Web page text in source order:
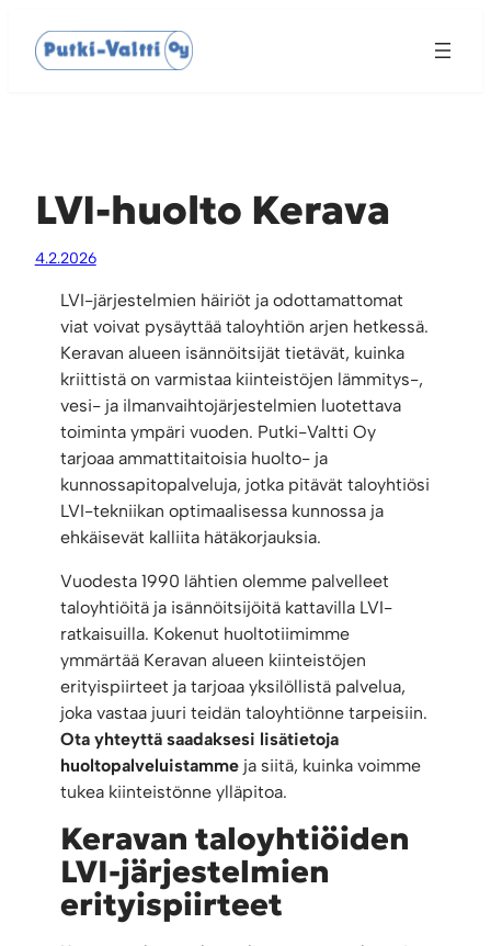
sisältöön
LVI-huolto Kerava
4.2.2026
LVI-järjestelmien häiriöt ja odottamattomat
viat voivat pysäyttää taloyhtiön arjen hetkessä.
Keravan alueen isännöitsijät tietävät, kuinka
kriittistä on varmistaa kiinteistöjen lämmitys-,
vesi- ja ilmanvaihtojärjestelmien luotettava
toiminta ympäri vuoden. Putki-Valtti Oy
tarjoaa ammattitaitoisia huolto- ja
kunnossapitopalveluja, jotka pitävät taloyhtiösi
LVI-tekniikan optimaalisessa kunnossa ja
ehkäisevät kalliita hätäkorjauksia.
Vuodesta 1990 lähtien olemme palvelleet
taloyhtiöitä ja isännöitsijöitä kattavilla LVI-
ratkaisuilla. Kokenut huoltotiimimme
ymmärtää Keravan alueen kiinteistöjen
erityispiirteet ja tarjoaa yksilöllistä palvelua,
joka vastaa juuri teidän taloyhtiönne tarpeisiin.
Ota yhteyttä saadaksesi lisätietoja
huoltopalveluistamme ja siitä, kuinka voimme
tukea kiinteistönne ylläpitoa.
Keravan taloyhtiöiden
LVI-järjestelmien
erityispiirteet